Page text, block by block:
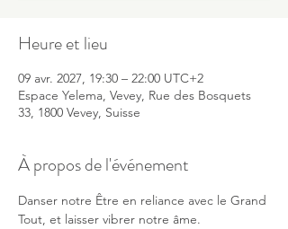
Heure et lieu
09 avr. 2027, 19:30 – 22:00 UTC+2
Espace Yelema, Vevey, Rue des Bosquets
33, 1800 Vevey, Suisse
À propos de l'événement
Danser notre Être en reliance avec le Grand
Tout, et laisser vibrer notre âme.